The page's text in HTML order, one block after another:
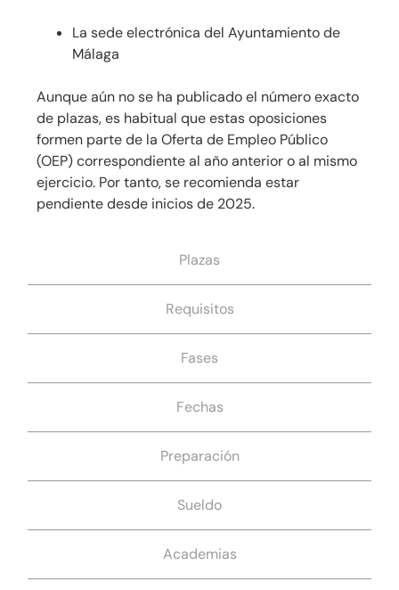
Plazas
Requisitos
Fases
Fechas
Preparación
Sueldo
Academias
La sede electrónica del Ayuntamiento de
Málaga
Aunque aún no se ha publicado el número exacto
de plazas, es habitual que estas oposiciones
formen parte de la Oferta de Empleo Público
(OEP) correspondiente al año anterior o al mismo
ejercicio. Por tanto, se recomienda estar
pendiente desde inicios de 2025.